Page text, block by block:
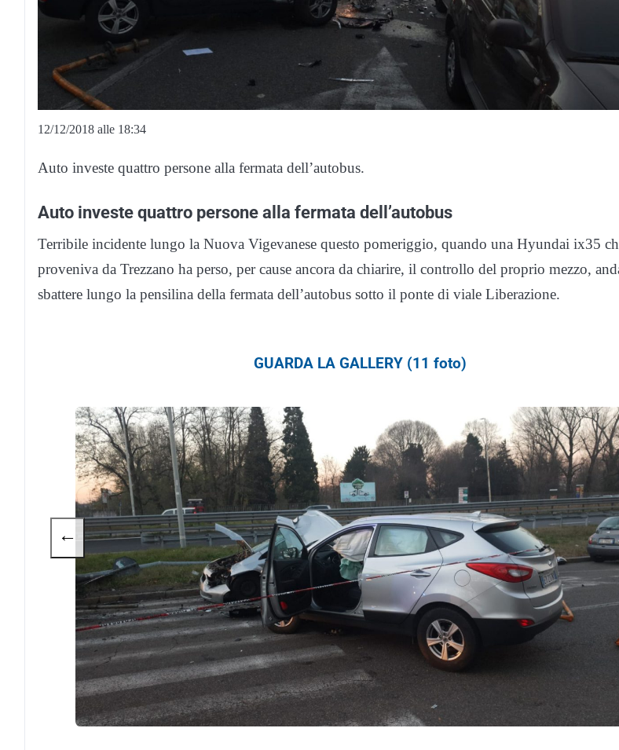
12/12/2018 alle 18:34
Auto investe quattro persone alla fermata dell’autobus.
Auto investe quattro persone alla fermata dell’autobus
Terribile incidente lungo la Nuova Vigevanese questo pomeriggio, quando una Hyundai ix35
proveniva da Trezzano ha perso, per cause ancora da chiarire, il controllo del proprio mezzo,
sbattere lungo la pensilina della fermata dell’autobus sotto il ponte di viale Liberazione.
GUARDA LA GALLERY (11 foto)
←